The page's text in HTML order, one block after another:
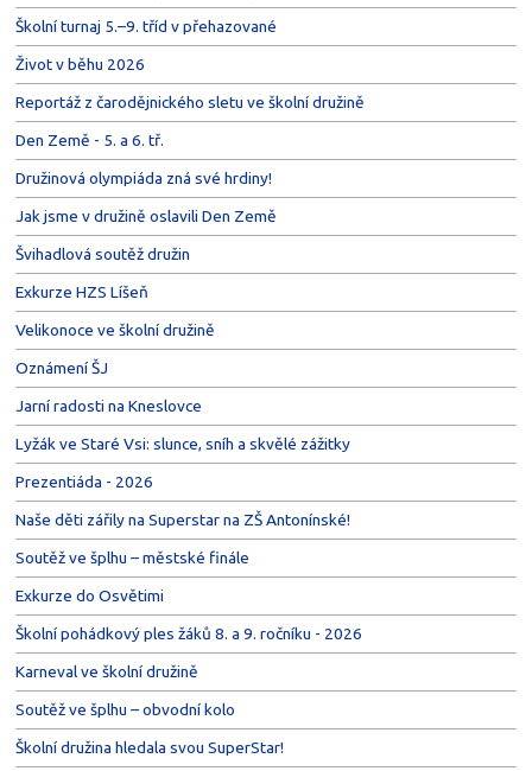
Školní turnaj 5.–9. tříd v přehazované
Život v běhu 2026
Reportáž z čarodějnického sletu ve školní družině
Den Země - 5. a 6. tř.
Družinová olympiáda zná své hrdiny!
Jak jsme v družině oslavili Den Země
Švihadlová soutěž družin
Exkurze HZS Líšeň
Velikonoce ve školní družině
Oznámení ŠJ
Jarní radosti na Kneslovce
Lyžák ve Staré Vsi: slunce, sníh a skvělé zážitky
Prezentiáda - 2026
Naše děti zářily na Superstar na ZŠ Antonínské!
Soutěž ve šplhu – městské finále
Exkurze do Osvětimi
Školní pohádkový ples žáků 8. a 9. ročníku - 2026
Karneval ve školní družině
Soutěž ve šplhu – obvodní kolo
Školní družina hledala svou SuperStar!